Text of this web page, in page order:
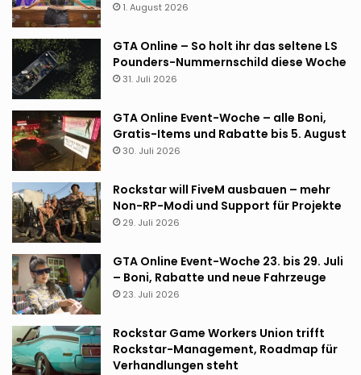
1. August 2026
GTA Online – So holt ihr das seltene LS
Pounders-Nummernschild diese Woche
31. Juli 2026
GTA Online Event-Woche – alle Boni,
Gratis-Items und Rabatte bis 5. August
30. Juli 2026
Rockstar will FiveM ausbauen – mehr
Non-RP-Modi und Support für Projekte
29. Juli 2026
GTA Online Event-Woche 23. bis 29. Juli
– Boni, Rabatte und neue Fahrzeuge
23. Juli 2026
Rockstar Game Workers Union trifft
Rockstar-Management, Roadmap für
Verhandlungen steht